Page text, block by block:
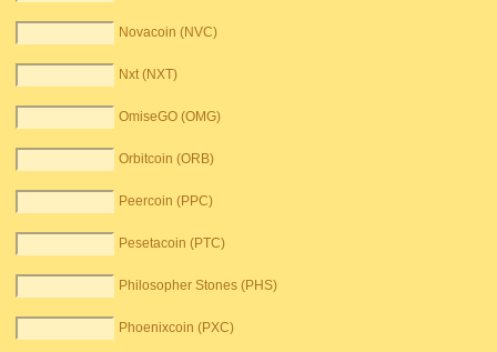
Novacoin (NVC)
Nxt (NXT)
OmiseGO (OMG)
Orbitcoin (ORB)
Peercoin (PPC)
Pesetacoin (PTC)
Philosopher Stones (PHS)
Phoenixcoin (PXC)